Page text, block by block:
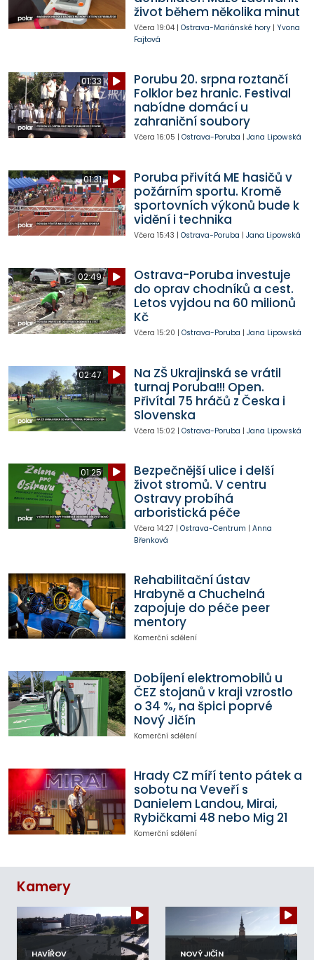
život během několika minut
Včera 19:04| Ostrava-Mariánské hory| Yvona
Fajtová
01:33
Porubu 20. srpna roztančí
Folklor bez hranic. Festival
nabídne domácí u
zahraniční soubory
Včera 16:05 | Ostrava-Poruba | Jana Lipowská
01:31
Poruba přivítá ME hasičů v
požárním sportu. Kromě
sportovních výkonů bude k
vidění i technika
Včera 15:43 | Ostrava-Poruba | Jana Lipowská
02:49
Ostrava-Poruba investuje
do oprav chodníků a cest.
Letos vyjdou na 60 milionů
Kč
Včera 15:20 | Ostrava-Poruba | Jana Lipowská
02:47
Na ZŠ Ukrajinská se vrátil
turnaj Poruba!!! Open.
Přivítal 75 hráčů z Česka i
Slovenska
Včera 15:02| Ostrava-Poruba | Jana Lipowská
01:25
Bezpečnější ulice i delší
život stromů. V centru
Ostravy probíhá
arboristická péče
Včera 14:27 | Ostrava-Centrum | Anna
Břenková
Rehabilitační ústav
Hrabyně a Chuchelná
zapojuje do péče peer
mentory
Komerční sdělení
Dobíjení elektromobilů u
ČEZ stojanů v kraji vzrostlo
o 34 %, na špici poprvé
Nový Jičín
Komerční sdělení
Hrady CZ míří tento pátek a
sobotu na Veveří s
Danielem Landou, Mirai,
Rybičkami 48 nebo Mig 21
Komerční sdělení
Kamery
HAVÍŘOV NOVÝ JIČÍN